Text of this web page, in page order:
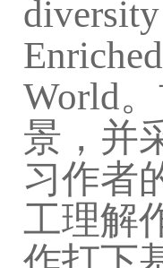
World
景，并
习作者
工理解